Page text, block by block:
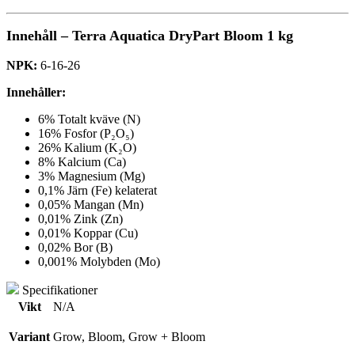
Innehåll – Terra Aquatica DryPart Bloom 1 kg
NPK: 6-16-26
Innehåller:
6% Totalt kväve (N)
16% Fosfor (P₂O₅)
26% Kalium (K₂O)
8% Kalcium (Ca)
3% Magnesium (Mg)
0,1% Järn (Fe) kelaterat
0,05% Mangan (Mn)
0,01% Zink (Zn)
0,01% Koppar (Cu)
0,02% Bor (B)
0,001% Molybden (Mo)
Specifikationer
Vikt
N/A
Variant Grow, Bloom, Grow + Bloom